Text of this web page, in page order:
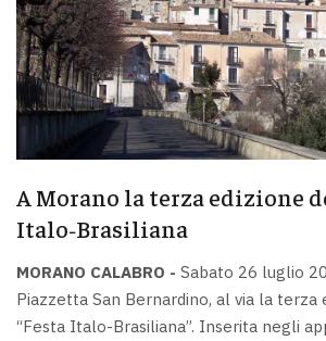
A Morano la terza edizione
Italo‑Brasiliana
MORANO CALABRO - Sabato 26 luglio
Piazzetta San Bernardino, al via la terza
“Festa Italo-Brasiliana”. Inserita negli